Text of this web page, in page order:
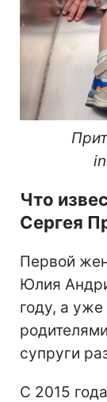
Что
Сергея
Первой
Юлия
году, а
супруги
С 2015